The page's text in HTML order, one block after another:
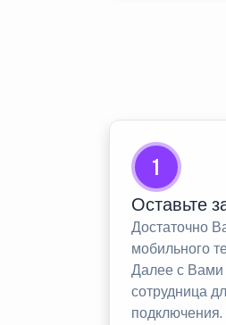
1
Оставьте
Достаточно
мобильного
Далее с
сотрудница
подключения.